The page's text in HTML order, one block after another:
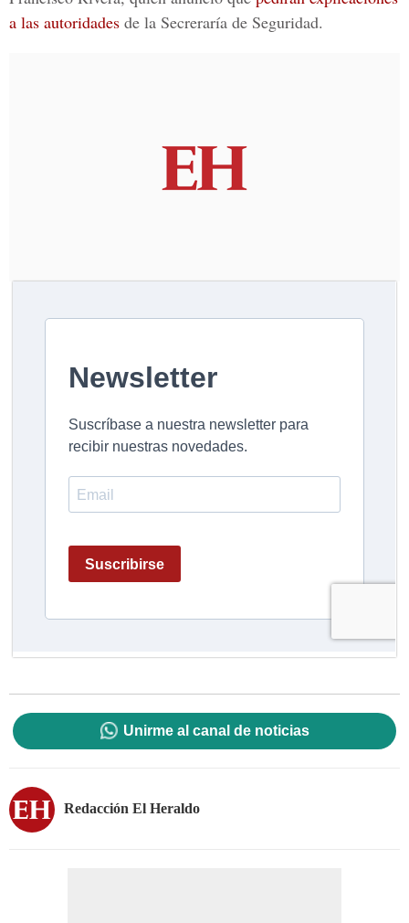
a las autoridades de la Secreraría de Seguridad.
Unirme al canal de noticias
Redacción El Heraldo